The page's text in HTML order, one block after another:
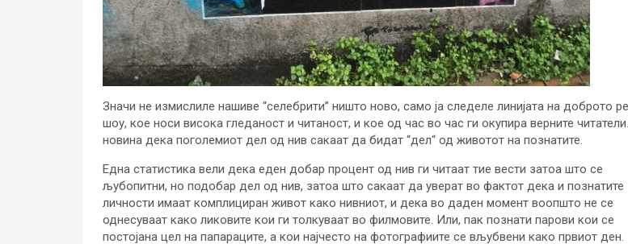
Значи не измислиле нашиве “селебрити” ништо ново, само ја следеле линијата на доброто
шоу, кое носи висока гледаност и читаност, и кое од час во час ги окупира верните
новина дека поголемиот дел од нив сакаат да бидат “дел“ од животот на познатите.
Една статистика вели дека еден добар процент од нив ги читаат тие вести затоа што се
љубопитни, но подобар дел од нив, затоа што сакаат да уверат во фактот дека и познатите
личности имаат комплициран живот како нивниот, и дека во даден момент воопшто не се
однесуваат како ликовите кои ги толкуваат во филмовите. Или, пак познати парови кои се
постојана цел на папараците, а кои најчесто на фотографиите се вљубвени како првиот ден.